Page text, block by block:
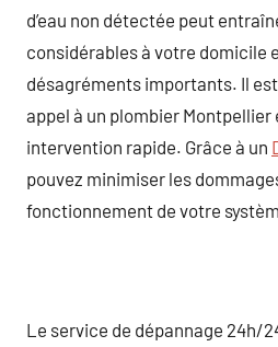
d’eau non détectée peut
considérables à votre domicile
désagréments importants. Il
appel à un plombier
intervention rapide. Grâce à un
pouvez minimiser les
fonctionnement de votre
Le service de dépannage 24h/